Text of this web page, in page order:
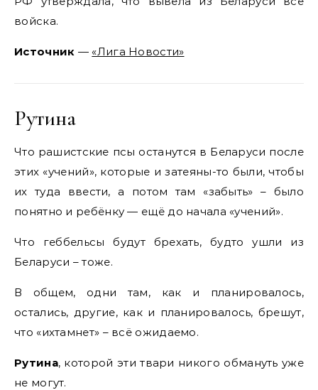
войска.
Источник — «Лига Новости»
Рутина
Что рашистские псы останутся в Беларуси после
этих «учений», которые и затеяны-то были, чтобы
их туда ввести, а потом там «забыть» – было
понятно и ребёнку — ещё до начала «учений».
Что геббельсы будут брехать, будто ушли из
Беларуси – тоже.
В общем, одни там, как и планировалось,
остались, другие, как и планировалось, брешут,
что «ихтамнет» – всё ожидаемо.
Рутина, которой эти твари никого обмануть уже
не могут.